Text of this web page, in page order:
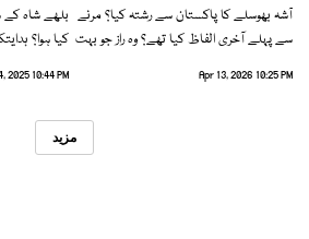
آشہ بھوسلے کا پاکستان سے رشتہ کیا؟ مرنے
سے پہلے آخری الفاظ کیا تھے؟ وہ راز جو بہت
Apr 13, 2026 10:25 PM
بلھے شاہ
کیا ہوا؟
2025 10:44 PM
مزید